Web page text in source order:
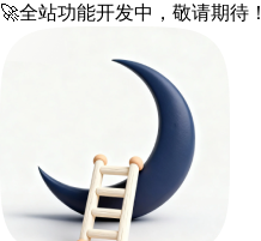
🚀全站功能开发中，敬请期待！